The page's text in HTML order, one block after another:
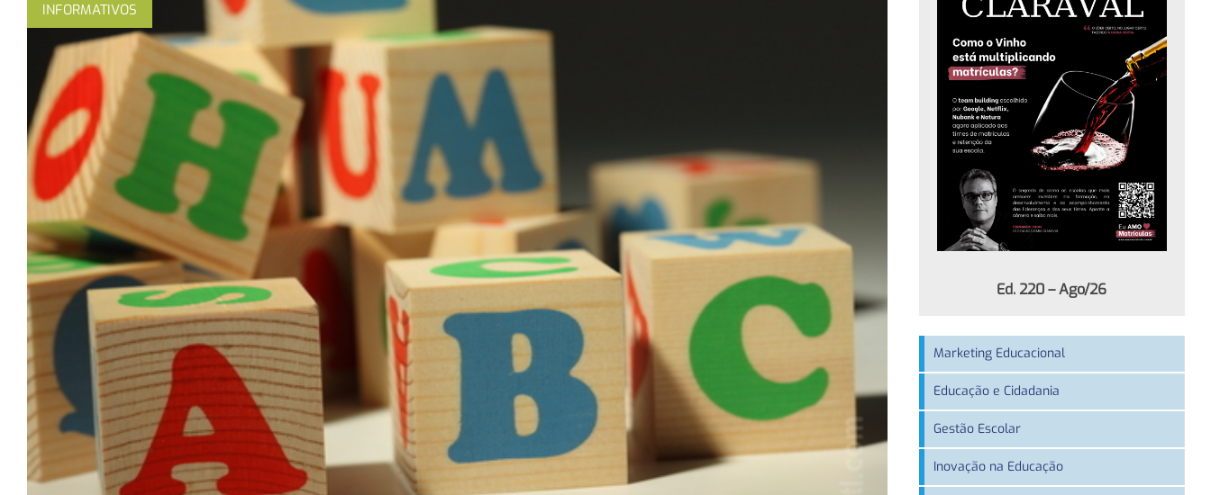
INFORMATIVOS
Ed. 220 – Ago/26
Marketing Educacional
Educação e Cidadania
Gestão Escolar
Inovação na Educação